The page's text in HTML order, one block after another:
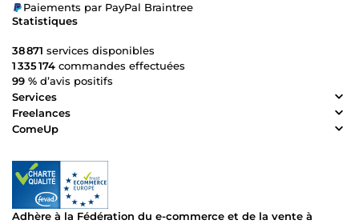
Paiements par PayPal Braintree
Statistiques
38 871 services disponibles
1 335 174 commandes effectuées
99 % d’avis positifs
Services
Freelances
ComeUp
Adhère à la Fédération du e-commerce et de la vente à